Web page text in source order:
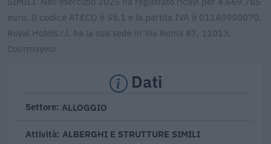
euro. Il codice ATECO è 55.1 e la partita IVA è 01140950070.
Royal Hotels.r.l. ha la sua sede in Via Roma 87, 11013,
Courmayeur.
Dati
Settore ALLOGGIO
Attività ALBERGHI E STRUTTURE SIMILI